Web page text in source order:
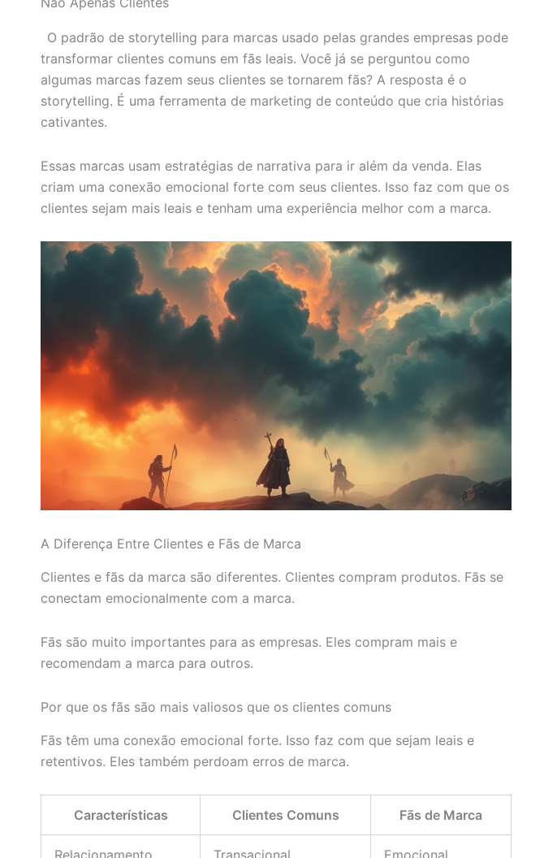
O padrão de storytelling para marcas usado pelas grandes empresas pode
transformar clientes comuns em fãs leais. Você já se perguntou como
algumas marcas fazem seus clientes se tornarem fãs? A resposta é o
storytelling. É uma ferramenta de marketing de conteúdo que cria histórias
cativantes.
Essas marcas usam estratégias de narrativa para ir além da venda. Elas
criam uma conexão emocional forte com seus clientes. Isso faz com que os
clientes sejam mais leais e tenham uma experiência melhor com a marca.
A Diferença Entre Clientes e Fãs de Marca
Clientes e fãs da marca são diferentes. Clientes compram produtos. Fãs se
conectam emocionalmente com a marca.
Fãs são muito importantes para as empresas. Eles compram mais e
recomendam a marca para outros.
Por que os fãs são mais valiosos que os clientes comuns
Fãs têm uma conexão emocional forte. Isso faz com que sejam leais e
retentivos. Eles também perdoam erros de marca.
Características Clientes Comuns Fãs de Marca
Relacionamento Transacional Emocional